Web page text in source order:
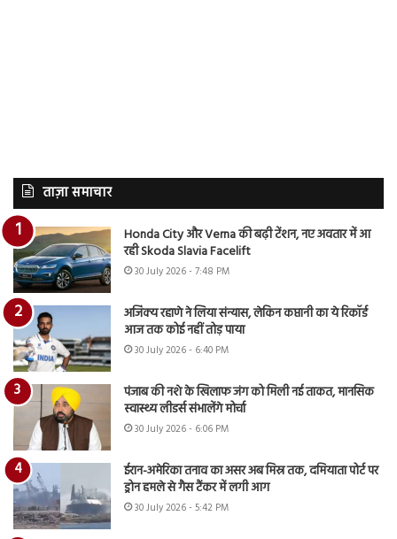
ताज़ा समाचार
Honda City और Verna की बढ़ी टेंशन, नए अवतार में आ
रही Skoda Slavia Facelift
30 July 2026 - 7:48 PM
अजिंक्य रहाणे ने लिया संन्यास, लेकिन कप्तानी का ये रिकॉर्ड
आज तक कोई नहीं तोड़ पाया
30 July 2026 - 6:40 PM
पंजाब की नशे के खिलाफ जंग को मिली नई ताकत, मानसिक
स्वास्थ्य लीडर्स संभालेंगे मोर्चा
30 July 2026 - 6:06 PM
ईरान-अमेरिका तनाव का असर अब मिस्र तक, दमियाता पोर्ट पर
ड्रोन हमले से गैस टैंकर में लगी आग
30 July 2026 - 5:42 PM